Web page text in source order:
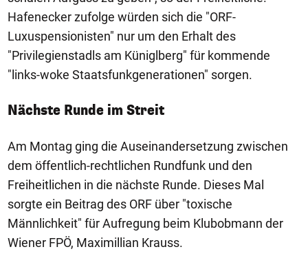
Hafenecker zufolge würden sich die "ORF-
Luxuspensionisten" nur um den Erhalt des
"Privilegienstadls am Küniglberg" für kommende
"links-woke Staatsfunkgenerationen" sorgen.
Nächste Runde im Streit
Am Montag ging die Auseinandersetzung zwischen
dem öffentlich-rechtlichen Rundfunk und den
Freiheitlichen in die nächste Runde. Dieses Mal
sorgte ein Beitrag des ORF über "toxische
Männlichkeit" für Aufregung beim Klubobmann der
Wiener FPÖ, Maximillian Krauss.